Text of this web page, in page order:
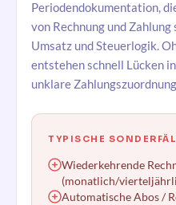
Periodendokumentation,
von Rechnung und
Umsatz und Steuerlogik.
entstehen schnell Lücken
unklare
TYPISCHE
Wiederkehrende
(monatlich/
Automatische Abos /